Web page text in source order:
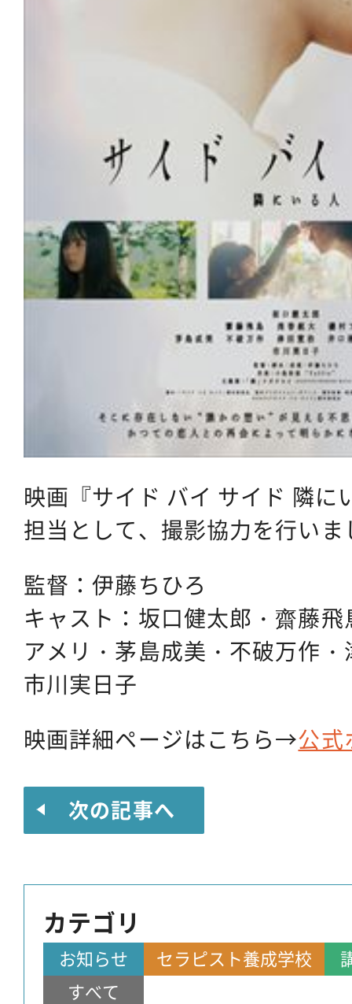
映画『サイド バイ サイド 隣に
担当として、撮影協力を行いま
監督：伊藤ちひろ
キャスト：坂口健太郎・齋藤
アメリ・茅島成美・不破万作
市川実日子
映画詳細ページはこちら→公式
次の記事へ
カテゴリ
お知らせ セラピスト養成学校
すべて